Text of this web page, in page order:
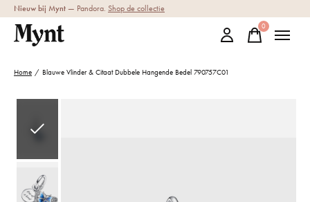
Nieuw bij Mynt — Pandora. Shop de collectie
0items
Home / Blauwe Vlinder & Citaat Dubbele Hangende Bedel 790757C01